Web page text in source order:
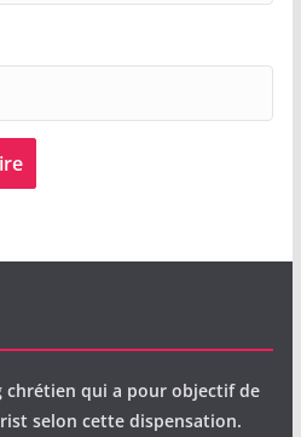
chrétien qui a pour objectif de
selon cette dispensation.